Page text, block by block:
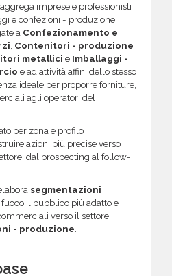
imprese e professionisti
e confezioni - produzione.
a Confezionamento e
, Contenitori - produzione
metallici e Imballaggi -
e ad attività affini dello stesso
ideale per proporre forniture,
agli operatori del
per zona e profilo
azioni più precise verso
dal prospecting al follow-
segmentazioni
il pubblico più adatto e
verso il settore
- produzione.